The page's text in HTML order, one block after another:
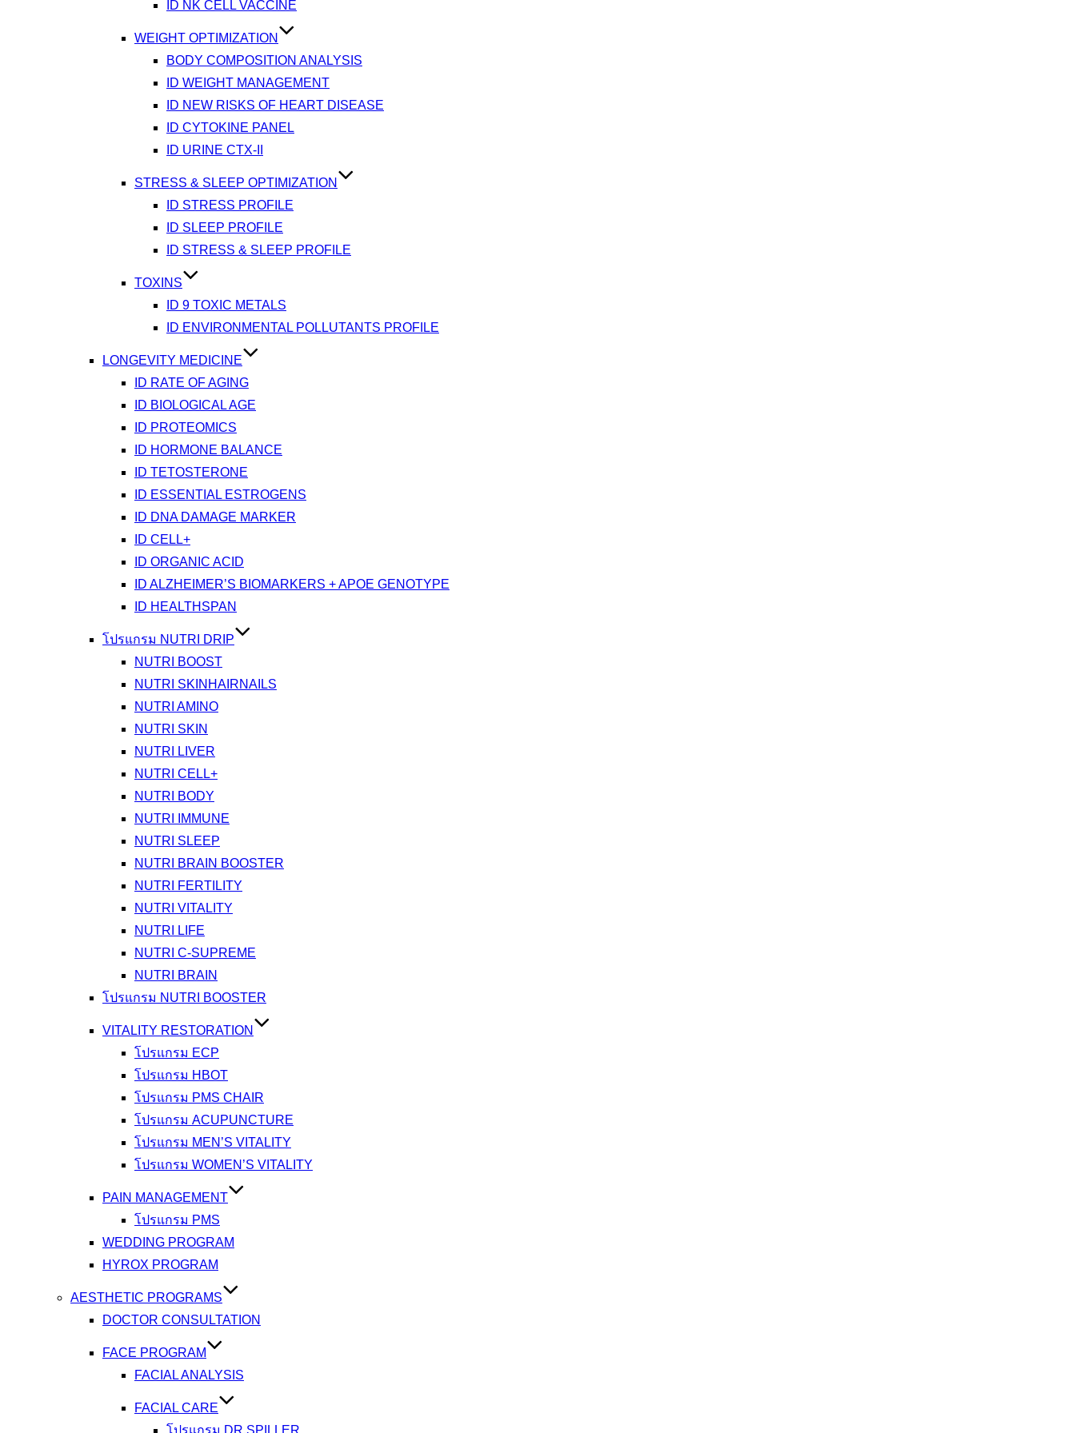
ID NK CELL VACCINE
WEIGHT OPTIMIZATION
BODY COMPOSITION ANALYSIS
ID WEIGHT MANAGEMENT
ID NEW RISKS OF HEART DISEASE
ID CYTOKINE PANEL
ID URINE CTX-II
STRESS & SLEEP OPTIMIZATION
ID STRESS PROFILE
ID SLEEP PROFILE
ID STRESS & SLEEP PROFILE
TOXINS
ID 9 TOXIC METALS
ID ENVIRONMENTAL POLLUTANTS PROFILE
LONGEVITY MEDICINE
ID RATE OF AGING
ID BIOLOGICAL AGE
ID PROTEOMICS
ID HORMONE BALANCE
ID TETOSTERONE
ID ESSENTIAL ESTROGENS
ID DNA DAMAGE MARKER
ID CELL+
ID ORGANIC ACID
ID ALZHEIMER’S BIOMARKERS + APOE GENOTYPE
ID HEALTHSPAN
โปรแกรม NUTRI DRIP
NUTRI BOOST
NUTRI SKINHAIRNAILS
NUTRI AMINO
NUTRI SKIN
NUTRI LIVER
NUTRI CELL+
NUTRI BODY
NUTRI IMMUNE
NUTRI SLEEP
NUTRI BRAIN BOOSTER
NUTRI FERTILITY
NUTRI VITALITY
NUTRI LIFE
NUTRI C-SUPREME
NUTRI BRAIN
โปรแกรม NUTRI BOOSTER
VITALITY RESTORATION
โปรแกรม ECP
โปรแกรม HBOT
โปรแกรม PMS CHAIR
โปรแกรม ACUPUNCTURE
โปรแกรม MEN’S VITALITY
โปรแกรม WOMEN’S VITALITY
PAIN MANAGEMENT
โปรแกรม PMS
WEDDING PROGRAM
HYROX PROGRAM
AESTHETIC PROGRAMS
DOCTOR CONSULTATION
FACE PROGRAM
FACIAL ANALYSIS
FACIAL CARE
โปรแกรม DR.SPILLER